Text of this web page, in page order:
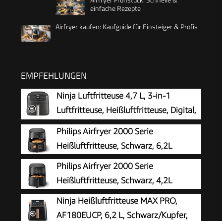
einfache Rezepte
Airfryer kaufen: Kaufguide für Einsteiger & Profis
EMPFEHLUNGEN
Ninja Luftfritteuse 4,7 L, 3-in-1
Luftfritteuse, Heißluftfritteuse, Digital,
Antihaft-Fritteuse, 2000 W, Schwarz
Philips Airfryer 2000 Serie
Heißluftfritteuse, Schwarz, 6,2L
Philips Airfryer 2000 Serie
Heißluftfritteuse, Schwarz, 4,2L
Ninja Heißluftfritteuse MAX PRO,
AF180EUCP, 6,2 L, Schwarz/Kupfer,